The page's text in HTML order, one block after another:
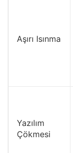
Aşırı Isınma
Yazılım
Çökmesi